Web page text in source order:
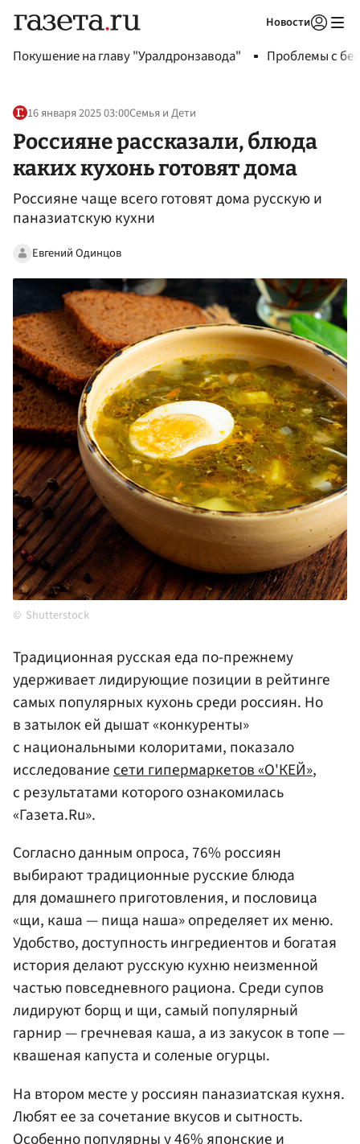
Новости
Покушение на главу "Уралдронзавода" Проблемы с
16 января 2025 03:00Семья и Дети
Россияне рассказали, блюда
каких кухонь готовят дома
Россияне чаще всего готовят дома русскую и
паназиатскую кухни
Евгений Одинцов
Shutterstock
Традиционная русская еда по-прежнему
удерживает лидирующие позиции в рейтинге
самых популярных кухонь среди россиян. Но
в затылок ей дышат «конкуренты»
с национальными колоритами, показало
исследованиесети гипермаркетов «О'КЕЙ»,
с результатами которого ознакомилась
«Газета.Ru».
Согласно данным опроса, 76% россиян
выбирают традиционные русские блюда
для домашнего приготовления, и пословица
«щи, каша — пища наша» определяет их меню.
Удобство, доступность ингредиентов и богатая
история делают русскую кухню неизменной
частью повседневного рациона. Среди супов
лидируют борщ и щи, самый популярный
гарнир — гречневая каша, а из закусок в топе —
квашеная капуста и соленые огурцы.
На втором месте у россиян паназиатская кухня.
Любят ее за сочетание вкусов и сытность.
Особенно популярны у 46% японские и